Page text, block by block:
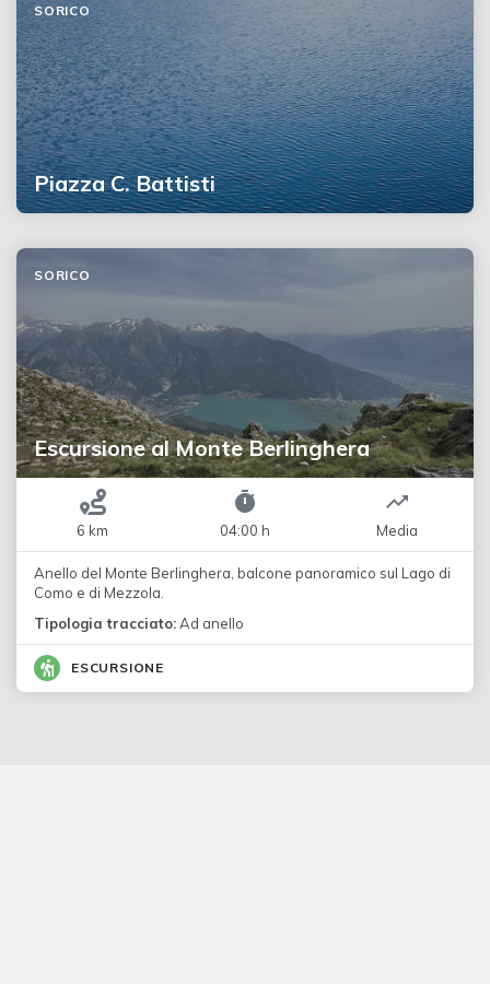
Piazza C. Battisti
SORICO
Escursione al Monte Berlinghera
SORICO
6 km 04:00 h Media
Anello del Monte Berlinghera, balcone panoramico sul Lago di
Como e di Mezzola.
Tipologia tracciato:Ad anello
ESCURSIONE